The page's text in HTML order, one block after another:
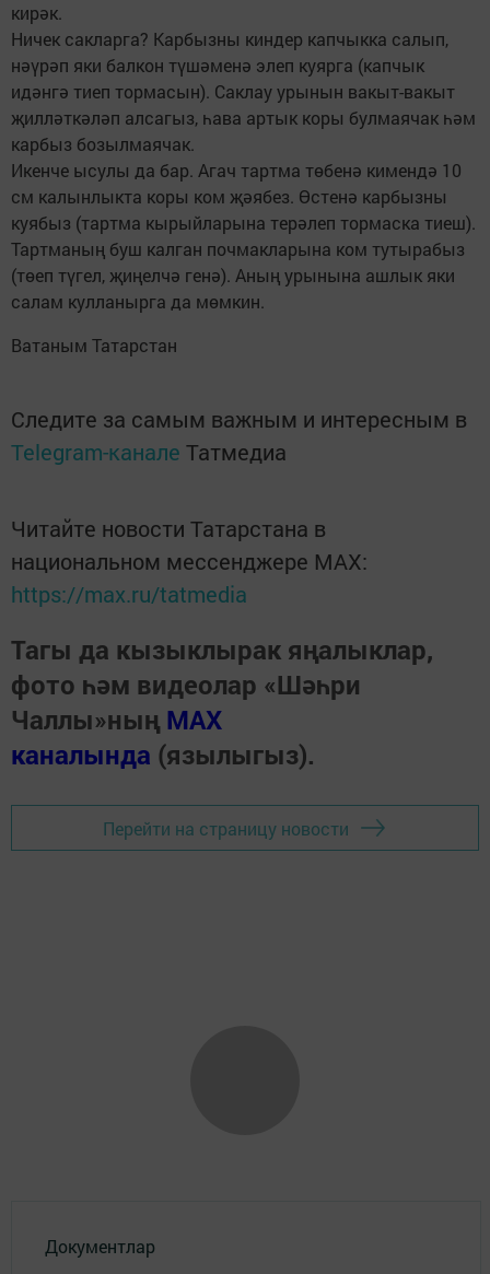
кирәк.
Ничек сакларга? Карбызны киндер капчыкка салып,
нәүрәп яки балкон түшәменә элеп куярга (капчык
идәнгә тиеп тормасын). Саклау урынын вакыт-вакыт
җилләткәләп алсагыз, һава артык коры булмаячак һәм
карбыз бозылмаячак.
Икенче ысулы да бар. Агач тартма төбенә кимендә 10
см калынлыкта коры ком җәябез. Өстенә карбызны
куябыз (тартма кырыйларына терәлеп тормаска тиеш).
Тартманың буш калган почмакларына ком тутырабыз
(төеп түгел, җиңелчә генә). Аның урынына ашлык яки
салам кулланырга да мөмкин.
Ватаным Татарстан
Следите за самым важным и интересным в
Telegram-канале Татмедиа
Читайте новости Татарстана в
национальном мессенджере MАХ:
https://max.ru/tatmedia
Тагы да кызыклырак яңалыклар,
фото һәм видеолар «Шәһри
Чаллы»ның MAX
каналында (язылыгыз).
Перейти на страницу новости
Документлар